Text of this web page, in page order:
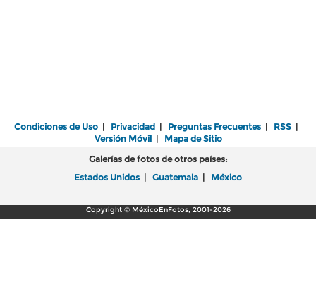
Condiciones de Uso | Privacidad | Preguntas Frecuentes | RSS |
Versión Móvil| Mapa de Sitio
Galerías de fotos de otros países:
Estados Unidos | Guatemala | México
Copyright © MéxicoEnFotos, 2001-2026